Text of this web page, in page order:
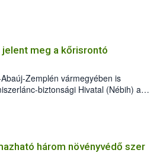
meg a kőrisrontó
Zemplén vármegyében is
biztonsági Hivatal (Nébih) a
(Agrilus planipennis) jelenlétét. A
találták meg, de már fertőzött
az intézkedéseket a szlovák
a terjedés megállítása érdekében.
három növényvédő szer